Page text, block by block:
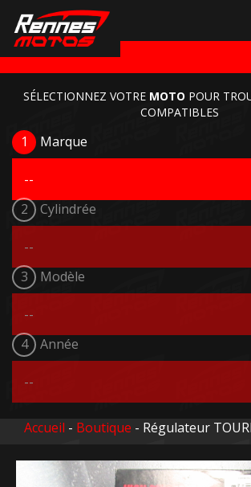
SÉLECTIONNEZ VOTRE MOTO POUR
COMPATIBLES
1 Marque
2 Cylindrée
3 Modèle
4 Année
Accueil - Boutique - Régulateur